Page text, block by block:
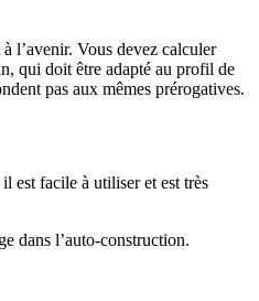
l’avenir. Vous devez calculer
qui doit être adapté au profil de
pas aux mêmes prérogatives.
est facile à utiliser et est très
dans l’auto-construction.